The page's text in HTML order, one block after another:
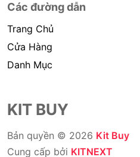
Các đường dẫn
Trang Chủ
Cửa Hàng
Danh Mục
KIT BUY
Bản quyền © 2026 Kit Buy
Cung cấp bởi KITNEXT